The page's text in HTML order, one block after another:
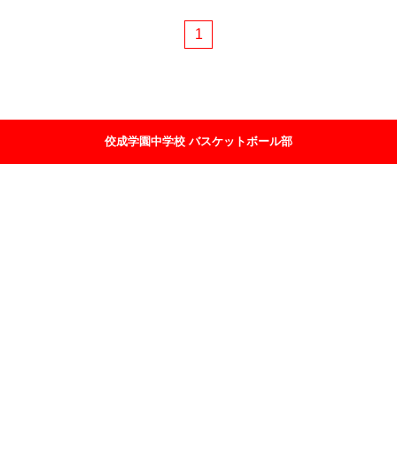
1
佼成学園中学校 バスケットボール部